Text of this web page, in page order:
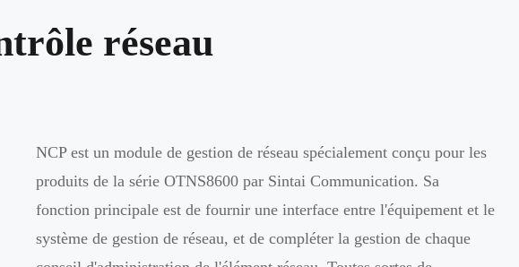
réseau
NCP est un module de gestion de réseau spécialement conçu pour les
produits de la série OTNS8600 par Sintai Communication. Sa
fonction principale est de fournir une interface entre l'équipement et le
système de gestion de réseau, et de compléter la gestion de chaque